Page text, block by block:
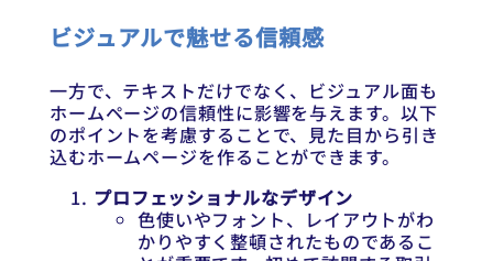
ビジュアルで魅せる信頼感
一方で、テキストだけでなく、ビジュアル面も
ホームページの信頼性に影響を与えます。以下
のポイントを考慮することで、見た目から引き
込むホームページを作ることができます。
プロフェッショナルなデザイン
色使いやフォント、レイアウトがわ
かりやすく整頓されたものであるこ